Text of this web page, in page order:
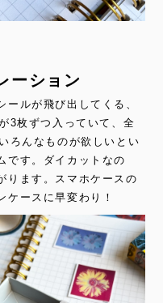
ーション
ルが飛び出してくる、
3枚ずつ入っていて、全
ろんなものが欲しいとい
です。ダイカットなの
ります。スマホケースの
ケースに早変わり！